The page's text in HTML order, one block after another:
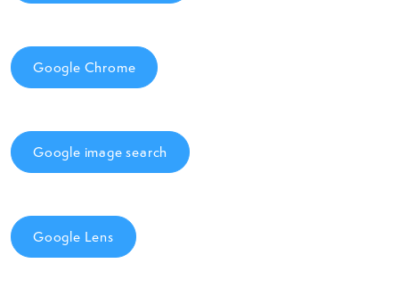
Google Chrome
Google image search
Google Lens